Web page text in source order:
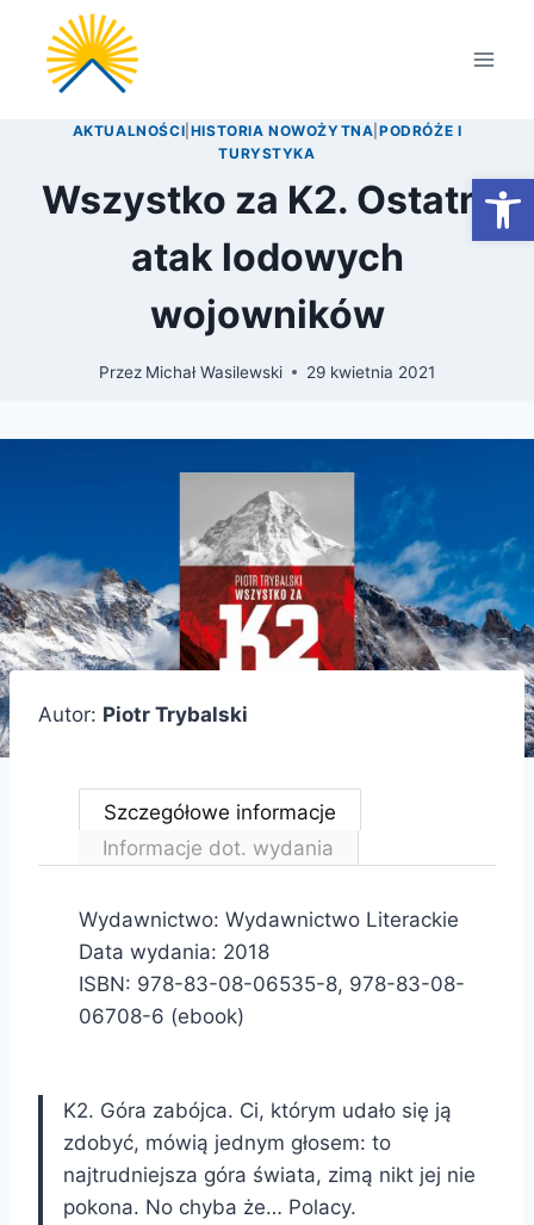
Przejdź
treści
AKTUALNOŚCI HISTORIA NOWOŻYTNA |PODRÓŻE I
TURYSTYKA
Wszystko za K2. Ostatni
atak lodowych
wojowników
Przez Michał Wasilewski 29 kwietnia 2021
Autor: Piotr Trybalski
Szczegółowe informacje
Informacje dot. wydania
Wydawnictwo: Wydawnictwo Literackie
Data wydania: 2018
ISBN: 978-83-08-06535-8, 978-83-08-
06708-6 (ebook)
K2. Góra zabójca. Ci, którym udało się ją
zdobyć, mówią jednym głosem: to
najtrudniejsza góra świata, zimą nikt jej nie
pokona. No chyba że… Polacy.